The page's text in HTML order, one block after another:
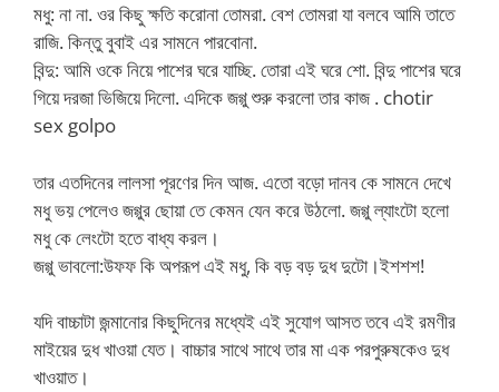
মধু: না না. ওর কিছু ক্ষতি করোনা তোমরা. বেশ তোমরা যা বলবে আমি তাতে
রাজি. কিন্তু বুবাই এর সামনে পারবোনা.
বিন্দু: আমি ওকে নিয়ে পাশের ঘরে যাচ্ছি. তোরা এই ঘরে শো. বিন্দু পাশের ঘরে
গিয়ে দরজা ভিজিয়ে দিলো. এদিকে জগ্গু শুরু করলো তার কাজ . chotir
sex golpo
তার এতদিনের লালসা পূরণের দিন আজ. এতো বড়ো দানব কে সামনে দেখে
মধু ভয় পেলেও জগ্গুর ছোয়া তে কেমন যেন করে উঠলো. জগ্গু ল্যাংটো হলো
মধু কে লেংটো হতে বাধ্য করল।
জগ্গু ভাবলো:উফফ কি অপরূপ এই মধু, কি বড় বড় দুধ দুটো।ইশশশ!
যদি বাচ্চাটা জন্মানোর কিছুদিনের মধ্যেই এই সুযোগ আসত তবে এই রমণীর
মাইয়ের দুধ খাওয়া যেত। বাচ্চার সাথে সাথে তার মা এক পরপুরুষকেও দুধ
খাওয়াত।